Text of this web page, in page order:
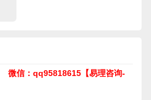
信：qq95818615【易理咨询-